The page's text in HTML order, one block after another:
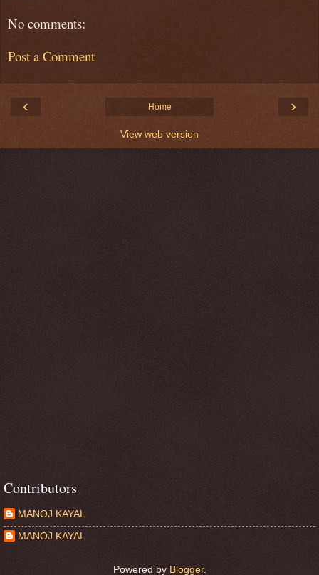
No comments:
Post a Comment
‹ ›
Home
View web version
Contributors
MANOJ KAYAL
MANOJ KAYAL
Powered by Blogger.